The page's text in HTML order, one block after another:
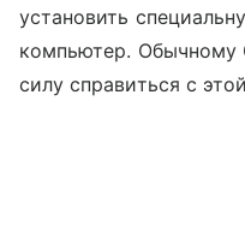
установить
компьютер. Обычному
силу справиться с